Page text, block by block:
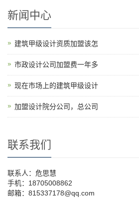
新闻中心
建筑甲级设计资质加盟该怎
市政设计公司加盟费一年多
现在市场上的建筑甲级设计
加盟设计院分公司，总公司
联系我们
联系人：危思慧
手机：18705008862
邮箱：815337178@qq.com